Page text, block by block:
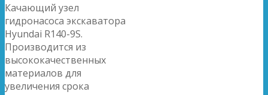
Качающий узел
гидронасоса экскаватора
Hyundai R140-9S.
Производится из
высококачественных
материалов для
увеличения срока